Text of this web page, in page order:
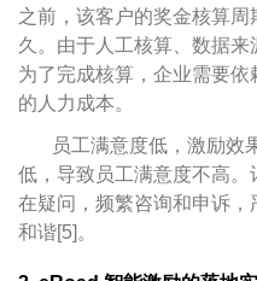
之前，该客户的奖金核算
久。由于人工核算、数据来
为了完成核算，企业需要
的人力成本。
员工满意度低，激励效
低，导致员工满意度不高
在疑问，频繁咨询和申诉
和谐[5]。